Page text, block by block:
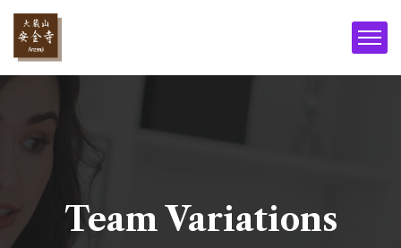
Team Variations